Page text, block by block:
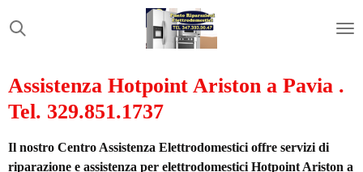
al
principale
Assistenza Hotpoint Ariston a Pavia .
Tel. 329.851.1737
Il nostro Centro Assistenza Elettrodomestici offre servizi di
riparazione e assistenza per elettrodomestici Hotpoint Ariston a